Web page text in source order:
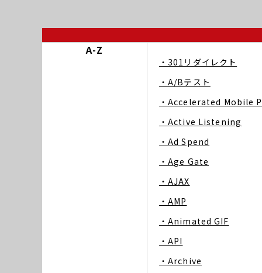
A-Z
・301リダイレクト
・A/Bテスト
・Accelerated Mobile
・Active Listening
・Ad Spend
・Age Gate
・AJAX
・AMP
・Animated GIF
・API
・Archive